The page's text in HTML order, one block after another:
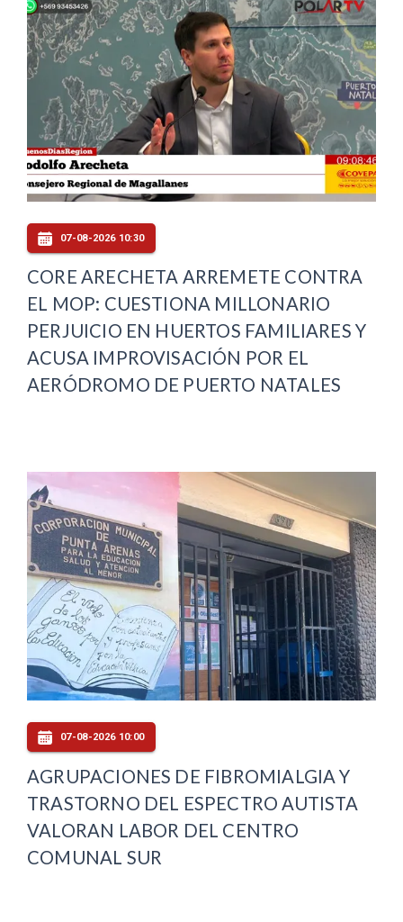
07-08-2026 10:30
CORE ARECHETA ARREMETE CONTRA
EL MOP: CUESTIONA MILLONARIO
PERJUICIO EN HUERTOS FAMILIARES Y
ACUSA IMPROVISACIÓN POR EL
AERÓDROMO DE PUERTO NATALES
07-08-2026 10:00
AGRUPACIONES DE FIBROMIALGIA Y
TRASTORNO DEL ESPECTRO AUTISTA
VALORAN LABOR DEL CENTRO
COMUNAL SUR